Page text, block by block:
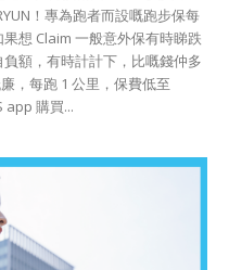
！專為跑者而設嘅跑步保每
想 Claim 一般意外保有時睇跌
額，有時計計下，比嘅錢仲多
，每跑 1 公里，保費低至
app 購買...